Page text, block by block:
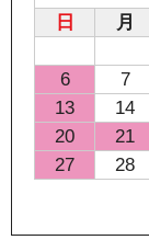
日
月
6
7
13
14
20
21
27
28